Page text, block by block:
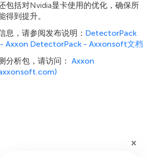
包括对Nvidia显卡使用的优化，确保所
得到提升。
息，请参阅发布说明： DetectorPack
Axxon DetectorPack - Axxonsoft文档
分析包，请访问： Axxon